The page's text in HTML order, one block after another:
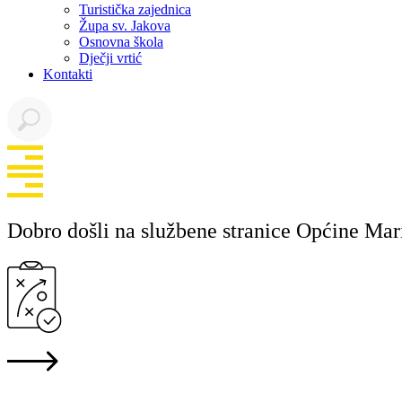
Turistička zajednica
Župa sv. Jakova
Osnovna škola
Dječji vrtić
Kontakti
Dobro došli na službene stranice Općine